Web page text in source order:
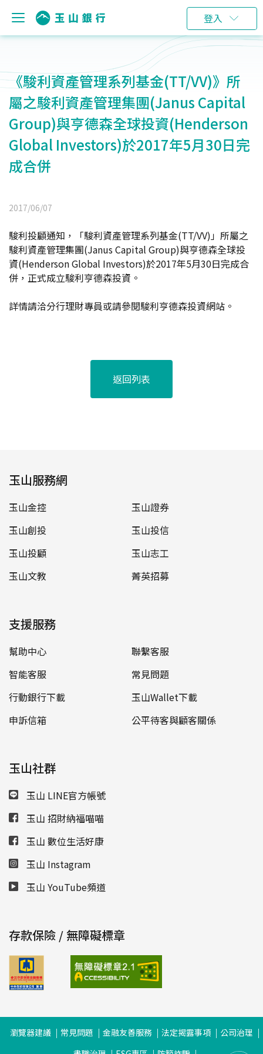
登入
《駿利資產管理系列基金(TT/VV)》所
屬之駿利資產管理集團(Janus Capital
Group)與亨德森全球投資(Henderson
Global Investors)於2017年5月30日完
成合併
2017/06/07
駿利投顧通知，「駿利資產管理系列基金(TT/VV)」所屬之
駿利資產管理集團(Janus Capital Group)與亨德森全球投
資(Henderson Global Investors)於2017年5月30日完成合
併，正式成立駿利亨德森投資。
詳情請洽分行理財專員或請參閱駿利亨德森投資網站。
返回列表
玉山服務網
玉山金控
玉山證券
玉山創投
玉山投信
玉山投顧
玉山志工
玉山文教
菁英招募
支援服務
幫助中心
聯繫客服
智能客服
常見問題
行動銀行下載
玉山Wallet下載
申訴信箱
公平待客與顧客關係
玉山社群
玉山 LINE官方帳號
玉山 招財納福喵喵
玉山 數位生活好康
玉山 Instagram
玉山 YouTube頻道
存款保險 / 無障礙標章
瀏覽器建議 常見問題 金融友善服務 法定揭露事項
公司治理